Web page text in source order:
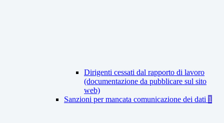
Dirigenti cessati dal rapporto di lavoro
(documentazione da pubblicare sul sito
web)
Sanzioni per mancata comunicazione dei dati 1